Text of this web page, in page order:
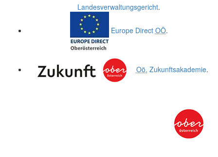
Landesverwaltungsgericht.
Europe Direct OÖ.
Oö. Zukunftsakademie.